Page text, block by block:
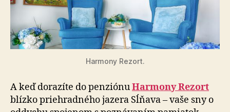
Harmony Rezort.
A keď dorazíte do penziónuHarmony Rezort
blízko priehradného jazera Sĺňava – vaše sny o